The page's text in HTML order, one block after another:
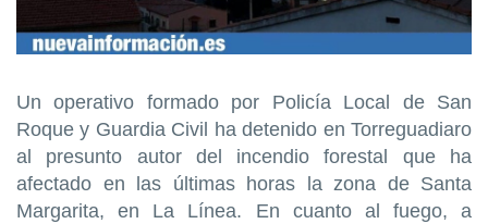
Un operativo formado por Policía Local de San
Roque y Guardia Civil ha detenido en Torreguadiaro
al presunto autor del incendio forestal que ha
afectado en las últimas horas la zona de Santa
Margarita, en La Línea. En cuanto al fuego, a